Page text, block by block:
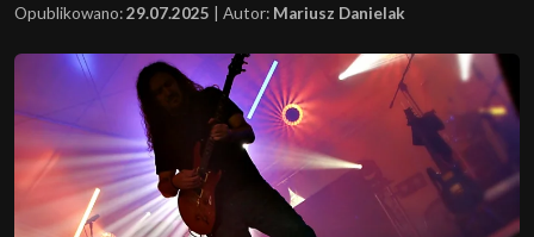
Opublikowano:29.07.2025 Autor: Mariusz Danielak